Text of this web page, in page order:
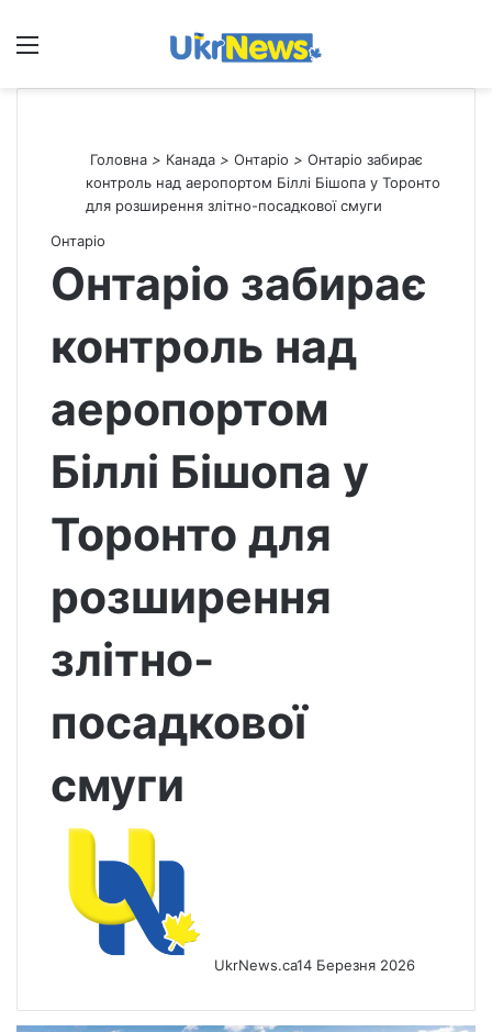
Меню
Головна > Канада > Онтаріо > Онтаріо забирає
контроль над аеропортом Біллі Бішопа у Торонто
для розширення злітно-посадкової смуги
Онтаріо
Онтаріо забирає
контроль над
аеропортом
Біллі Бішопа у
Торонто для
розширення
злітно-
посадкової
смуги
UkrNews.ca14 Березня 2026